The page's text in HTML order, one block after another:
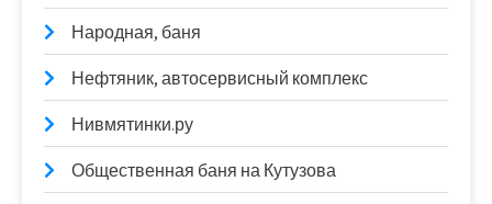
Народная, баня
Нефтяник, автосервисный комплекс
Нивмятинки.ру
Общественная баня на Кутузова